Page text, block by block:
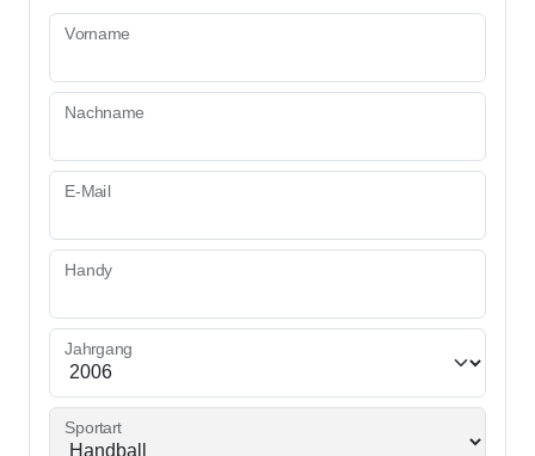
Vorname
Nachname
E-Mail
Handy
Jahrgang
Sportart